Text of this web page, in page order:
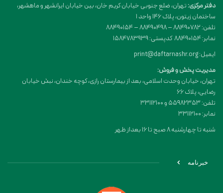
دفتر مرکزی:تهران، ضلع جنوبی خیابان کریم خان، بین خیابان ایرانشهر و ماهشهر،
ساختمان زیتون، پلاک 146 واحد 1
تلفن: 88490782 – 88490498 – 88490154
نمابر: 88490154 کدپستی: 1584783939
ایمیل: print@daftarnashr.org
مدیریت پخش و فروش:
تهران، خیابان وحدت اسلامی، بعد از بیمارستان رازی، کوچه خندان، نبش خیابان
رضایی، پلاک ۶۶
تلفن: 55982353 و 33112100
نمابر: 33112100
شنبه تا چهارشنبه 8 صبح تا 16 بعداز ظهر
خبرنامه